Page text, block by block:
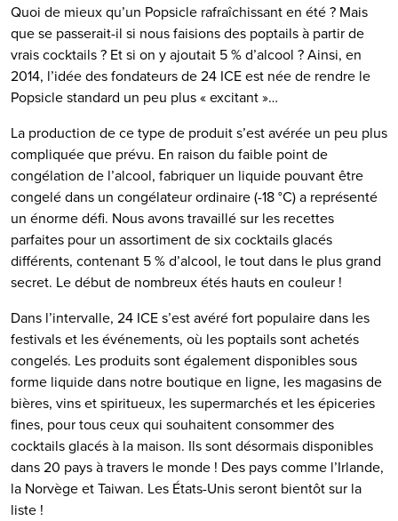
Quoi de mieux qu’un Popsicle rafraîchissant en été ? Mais
que se passerait-il si nous faisions des poptails à partir de
vrais cocktails ? Et si on y ajoutait 5 % d’alcool ? Ainsi, en
2014, l’idée des fondateurs de 24 ICE est née de rendre le
Popsicle standard un peu plus « excitant »…
La production de ce type de produit s’est avérée un peu plus
compliquée que prévu. En raison du faible point de
congélation de l’alcool, fabriquer un liquide pouvant être
congelé dans un congélateur ordinaire (-18 °C) a représenté
un énorme défi. Nous avons travaillé sur les recettes
parfaites pour un assortiment de six cocktails glacés
différents, contenant 5 % d’alcool, le tout dans le plus grand
secret. Le début de nombreux étés hauts en couleur !
Dans l’intervalle, 24 ICE s’est avéré fort populaire dans les
festivals et les événements, où les poptails sont achetés
congelés. Les produits sont également disponibles sous
forme liquide dans notre boutique en ligne, les magasins de
bières, vins et spiritueux, les supermarchés et les épiceries
fines, pour tous ceux qui souhaitent consommer des
cocktails glacés à la maison. Ils sont désormais disponibles
dans 20 pays à travers le monde ! Des pays comme l’Irlande,
la Norvège et Taiwan. Les États-Unis seront bientôt sur la
liste !